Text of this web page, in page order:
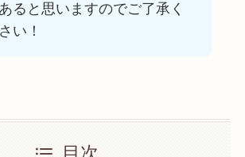
ると思いますのでご了承く
い！
目次